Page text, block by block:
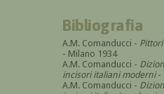
Bibliografia
A.M. Comanducci -
- Milano 1934
A.M. Comanducci -
incisori italiani moderni-
A.M. Comanducci -